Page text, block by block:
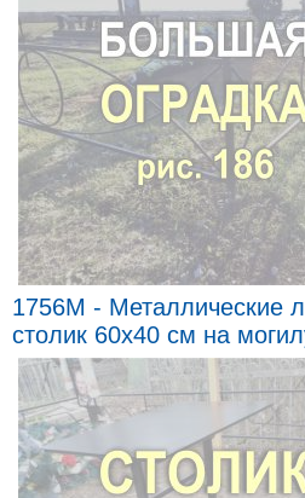
1756M - Металлические
столик 60x40 см на